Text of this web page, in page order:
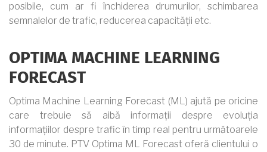
posibile, cum ar fi închiderea drumurilor, schimbarea
semnalelor de trafic, reducerea capacității etc.
OPTIMA MACHINE LEARNING
FORECAST
Optima Machine Learning Forecast (ML) ajută pe oricine
care trebuie să aibă informații despre evoluția
informațiilor despre trafic în timp real pentru următoarele
30 de minute. PTV Optima ML Forecast oferă clientului o